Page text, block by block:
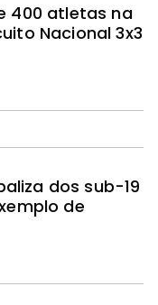
400 atletas na
Nacional 3x3
dos sub-19
de